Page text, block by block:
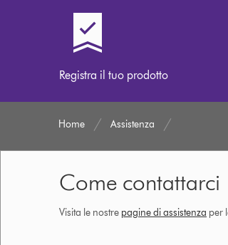
Registra il tuo prodotto
Home Assistenza
Come contattarci
Visita le nostre pagine di assistenza per